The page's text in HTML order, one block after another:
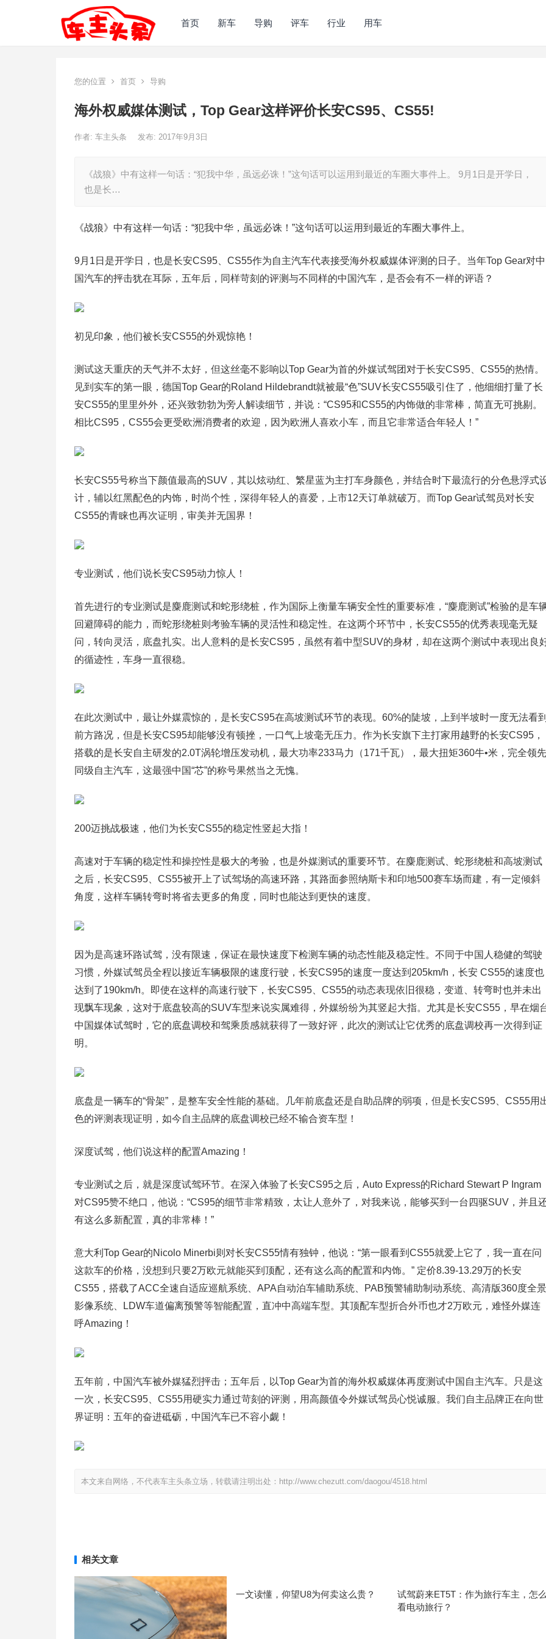
首页 新车 导购 评车 行业 用车
您的位置 首页 导购
海外权威媒体测试，Top Gear这样评价长安CS95、CS55!
作者: 车主头条 发布: 2017年9月3日
《战狼》中有这样一句话：“犯我中华，虽远必诛！”这句话可以运用到最近的车圈大事件上。 9月1日是开学日，
也是长…
《战狼》中有这样一句话：“犯我中华，虽远必诛！”这句话可以运用到最近的车圈大事件上。
9月1日是开学日，也是长安CS95、CS55作为自主汽车代表接受海外权威媒体评测的日子。当年Top Gear对中
国汽车的抨击犹在耳际，五年后，同样苛刻的评测与不同样的中国汽车，是否会有不一样的评语？
初见印象，他们被长安CS55的外观惊艳！
测试这天重庆的天气并不太好，但这丝毫不影响以Top Gear为首的外媒试驾团对于长安CS95、CS55的热情。
见到实车的第一眼，德国Top Gear的Roland Hildebrandt就被最“色”SUV长安CS55吸引住了，他细细打量了长
安CS55的里里外外，还兴致勃勃为旁人解读细节，并说：“CS95和CS55的内饰做的非常棒，简直无可挑剔。
相比CS95，CS55会更受欧洲消费者的欢迎，因为欧洲人喜欢小车，而且它非常适合年轻人！”
长安CS55号称当下颜值最高的SUV，其以炫动红、繁星蓝为主打车身颜色，并结合时下最流行的分色悬浮式
计，辅以红黑配色的内饰，时尚个性，深得年轻人的喜爱，上市12天订单就破万。而Top Gear试驾员对长安
CS55的青睐也再次证明，审美并无国界！
专业测试，他们说长安CS95动力惊人！
首先进行的专业测试是麋鹿测试和蛇形绕桩，作为国际上衡量车辆安全性的重要标准，“麋鹿测试”检验的是车
回避障碍的能力，而蛇形绕桩则考验车辆的灵活性和稳定性。在这两个环节中，长安CS55的优秀表现毫无疑
问，转向灵活，底盘扎实。出人意料的是长安CS95，虽然有着中型SUV的身材，却在这两个测试中表现出良
的循迹性，车身一直很稳。
在此次测试中，最让外媒震惊的，是长安CS95在高坡测试环节的表现。60%的陡坡，上到半坡时一度无法看
前方路况，但是长安CS95却能够没有顿挫，一口气上坡毫无压力。作为长安旗下主打家用越野的长安CS95，
搭载的是长安自主研发的2.0T涡轮增压发动机，最大功率233马力（171千瓦），最大扭矩360牛•米，完全领先
同级自主汽车，这最强中国“芯”的称号果然当之无愧。
200迈挑战极速，他们为长安CS55的稳定性竖起大指！
高速对于车辆的稳定性和操控性是极大的考验，也是外媒测试的重要环节。在麋鹿测试、蛇形绕桩和高坡测试
之后，长安CS95、CS55被开上了试驾场的高速环路，其路面参照纳斯卡和印地500赛车场而建，有一定倾斜
角度，这样车辆转弯时将省去更多的角度，同时也能达到更快的速度。
因为是高速环路试驾，没有限速，保证在最快速度下检测车辆的动态性能及稳定性。不同于中国人稳健的驾驶
习惯，外媒试驾员全程以接近车辆极限的速度行驶，长安CS95的速度一度达到205km/h，长安 CS55的速度也
达到了190km/h。即使在这样的高速行驶下，长安CS95、CS55的动态表现依旧很稳，变道、转弯时也并未出
现飘车现象，这对于底盘较高的SUV车型来说实属难得，外媒纷纷为其竖起大指。尤其是长安CS55，早在烟
中国媒体试驾时，它的底盘调校和驾乘质感就获得了一致好评，此次的测试让它优秀的底盘调校再一次得到证
明。
底盘是一辆车的“骨架”，是整车安全性能的基础。几年前底盘还是自助品牌的弱项，但是长安CS95、CS55用
色的评测表现证明，如今自主品牌的底盘调校已经不输合资车型！
深度试驾，他们说这样的配置Amazing！
专业测试之后，就是深度试驾环节。在深入体验了长安CS95之后，Auto Express的Richard Stewart P Ingram
对CS95赞不绝口，他说：“CS95的细节非常精致，太让人意外了，对我来说，能够买到一台四驱SUV，并且
有这么多新配置，真的非常棒！”
意大利Top Gear的Nicolo Minerbi则对长安CS55情有独钟，他说：“第一眼看到CS55就爱上它了，我一直在问
这款车的价格，没想到只要2万欧元就能买到顶配，还有这么高的配置和内饰。” 定价8.39-13.29万的长安
CS55，搭载了ACC全速自适应巡航系统、APA自动泊车辅助系统、PAB预警辅助制动系统、高清版360度全景
影像系统、LDW车道偏离预警等智能配置，直冲中高端车型。其顶配车型折合外币也才2万欧元，难怪外媒连
呼Amazing！
五年前，中国汽车被外媒猛烈抨击；五年后，以Top Gear为首的海外权威媒体再度测试中国自主汽车。只是这
一次，长安CS95、CS55用硬实力通过苛刻的评测，用高颜值令外媒试驾员心悦诚服。我们自主品牌正在向世
界证明：五年的奋进砥砺，中国汽车已不容小觑！
本文来自网络，不代表车主头条立场，转载请注明出处：http://www.chezutt.com/daogou/4518.html
相关文章
一文读懂，仰望U8为何卖这么贵？
试驾蔚来ET5T：作为旅行车主，怎
看电动旅行？